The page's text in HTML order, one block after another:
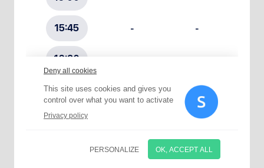
Choisissez votre abonnement :
Alertes Mail
Newsletter Culture